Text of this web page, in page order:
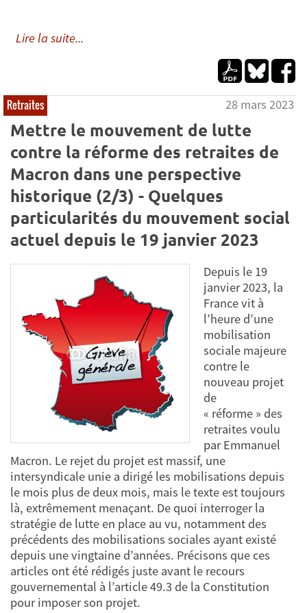
Lire la suite...
Retraites 28 mars 2023
Mettre le mouvement de lutte
contre la réforme des retraites de
Macron dans une perspective
historique (2/3) - Quelques
particularités du mouvement social
actuel depuis le 19 janvier 2023
Depuis le 19
janvier 2023, la
France vit à
l’heure d’une
mobilisation
sociale majeure
contre le
nouveau projet
de
« réforme » des
retraites voulu
par Emmanuel
Macron. Le rejet du projet est massif, une
intersyndicale unie a dirigé les mobilisations depuis
le mois plus de deux mois, mais le texte est toujours
là, extrêmement menaçant. De quoi interroger la
stratégie de lutte en place au vu, notamment des
précédents des mobilisations sociales ayant existé
depuis une vingtaine d’années. Précisons que ces
articles ont été rédigés juste avant le recours
gouvernemental à l’article 49.3 de la Constitution
pour imposer son projet.